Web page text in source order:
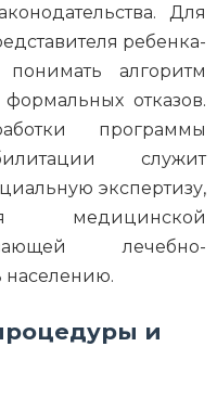
Для
ребенка-
алгоритм
отказов.
программы
служит
экспертизу,
медицинской
лечебно-
и